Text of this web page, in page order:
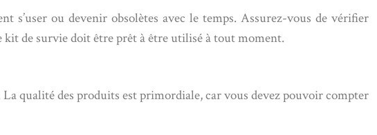
s’user ou devenir obsolètes avec le temps. Assurez-vous de vérifier
kit de survie doit être prêt à être utilisé à tout moment.
qualité des produits est primordiale, car vous devez pouvoir compter